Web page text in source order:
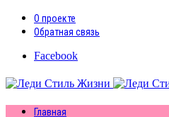
О проекте
Обратная связь
Facebook
Главная